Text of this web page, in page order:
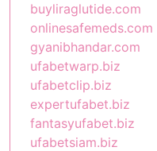
buyliraglutide.com
onlinesafemeds.com
gyanibhandar.com
ufabetwarp.biz
ufabetclip.biz
expertufabet.biz
fantasyufabet.biz
ufabetsiam.biz